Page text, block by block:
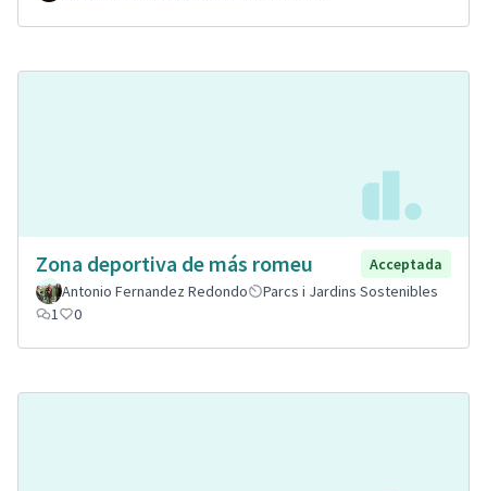
Zona deportiva de más romeu
Acceptada
Antonio Fernandez Redondo
Parcs i Jardins Sostenibles
1
0